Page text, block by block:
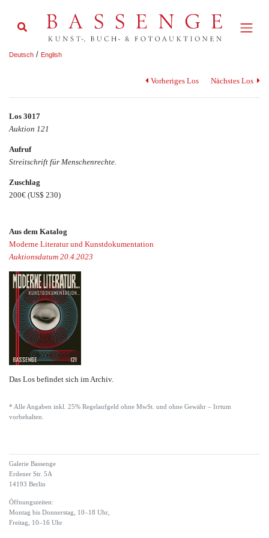
Deutsch / English
Vorheriges Los Nächstes Los
Los 3017
Auktion 121
Aufruf
Streitschrift für Menschenrechte.
Zuschlag
200€ (US$ 230)
Aus dem Katalog
Moderne Literatur und Kunstdokumentation
Auktionsdatum 20.4.2023
Das Los befindet sich im Archiv.
* Alle Angaben inkl. 25% Regelaufgeld ohne MwSt. und ohne Gewähr – Irrtum
vorbehalten.
Galerie Bassenge
Erdener Str. 5A
14193 Berlin
Öffnungszeiten:
Montag bis Donnerstag, 10–18 Uhr,
Freitag, 10–16 Uhr